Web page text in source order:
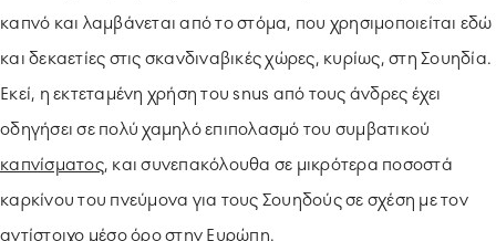
καπνό και λαμβάνεται από το στόμα, που χρησιμοποιείται εδώ
και δεκαετίες στις σκανδιναβικές χώρες, κυρίως, στη Σουηδία.
Εκεί, η εκτεταμένη χρήση του snus από τους άνδρες έχει
οδηγήσει σε πολύ χαμηλό επιπολασμό του συμβατικού
καπνίσματος, και συνεπακόλουθα σε μικρότερα ποσοστά
καρκίνου του πνεύμονα για τους Σουηδούς σε σχέση με τον
αντίστοιχο μέσο όρο στην Ευρώπη.